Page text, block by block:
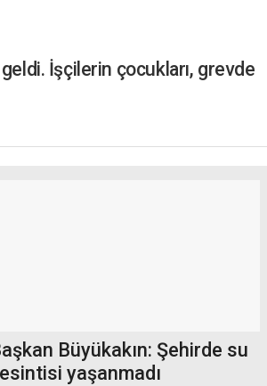
İşçilerin çocukları, grevde
Büyükakın: Şehirde su
yaşanmadı